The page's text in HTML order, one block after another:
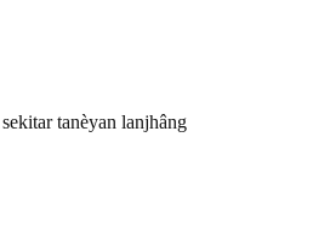
tanèyan lanjhâng